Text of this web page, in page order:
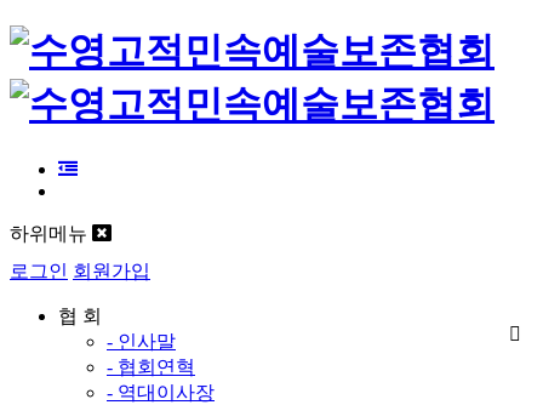
하위메뉴
로그인 회원가입
협 회
- 인사말
- 협회연혁
- 역대이사장